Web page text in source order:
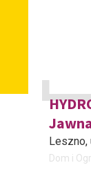
Leszno,
Dom i